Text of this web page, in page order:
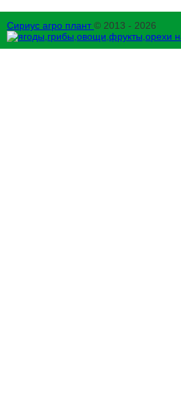
Сириус агро плант© 2013 - 2026